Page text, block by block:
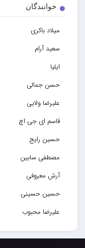
خوانندگان
میلاد باکری
سعید آرام
ایلیا
حسن جمالی
علیرضا ولایی
قاسم ای جی اچ
حسین رایج
مصطفی سابین
آرش معروفی
حسین حسینی
علیرضا محبوب
حسین حصارکی